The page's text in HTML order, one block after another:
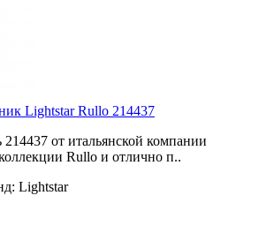
Lightstar Rullo 214437
от итальянской компании
Rullo и отлично п..
Lightstar